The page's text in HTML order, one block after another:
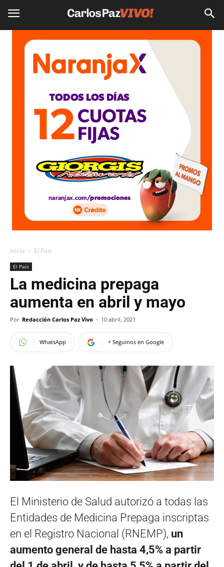
Inicio El Pais
El Pais
La medicina prepaga
aumenta en abril y mayo
Por Redacción Carlos Paz Vivo - 10 abril, 2021
WhatsApp + Seguinos en Google
El Ministerio de Salud autorizó a todas las
Entidades de Medicina Prepaga inscriptas
en el Registro Nacional (RNEMP), un
aumento general de hasta 4,5% a partir